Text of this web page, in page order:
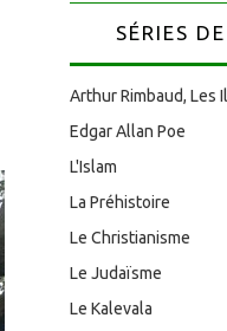
SÉRIES
Arthur Rimbaud, Les
Edgar Allan Poe
L'Islam
La Préhistoire
Le Christianisme
Le Judaïsme
Le Kalevala